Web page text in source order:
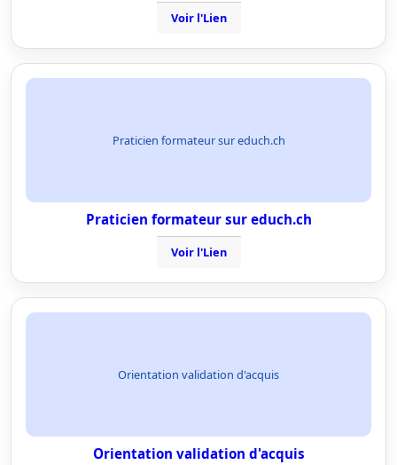
Voir l'Lien
Praticien formateur sur educh.ch
Praticien formateur sur educh.ch
Voir l'Lien
Orientation validation d'acquis
Orientation validation d'acquis